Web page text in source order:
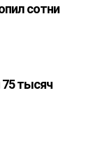
сотни
75 тысяч